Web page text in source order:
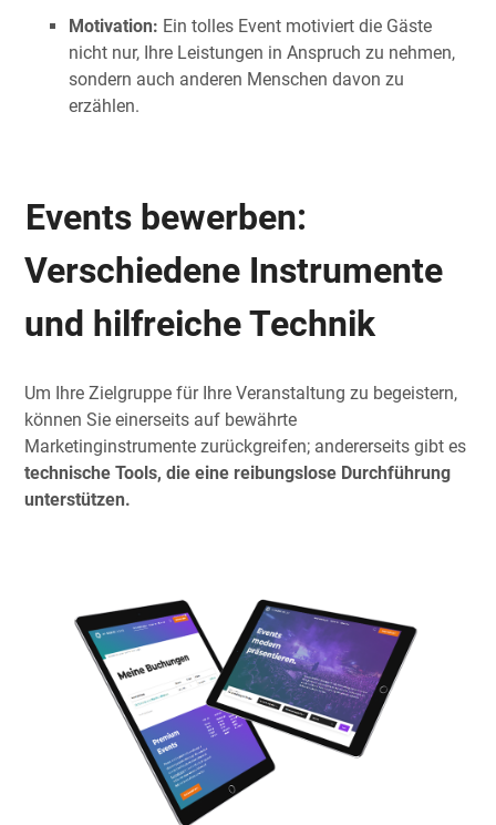
Motivation: Ein tolles Event motiviert die Gäste
nicht nur, Ihre Leistungen in Anspruch zu nehmen,
sondern auch anderen Menschen davon zu
erzählen.
Events bewerben:
Verschiedene Instrumente
und hilfreiche Technik
Um Ihre Zielgruppe für Ihre Veranstaltung zu begeistern,
können Sie einerseits auf bewährte
Marketinginstrumente zurückgreifen; andererseits gibt es
technische Tools, die eine reibungslose Durchführung
unterstützen.